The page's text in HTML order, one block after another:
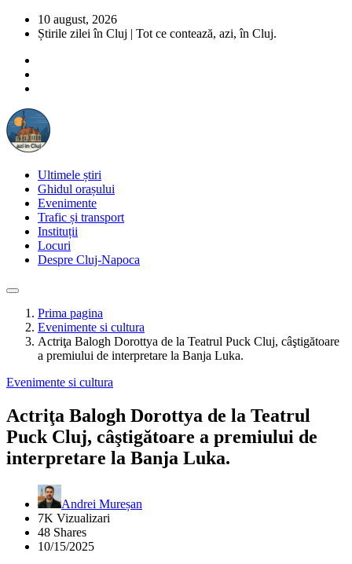
10 august, 2026
Știrile zilei în Cluj | Tot ce contează, azi, în Cluj.
Ultimele știri
Ghidul orașului
Evenimente
Trafic și transport
Instituții
Locuri
Despre Cluj-Napoca
Prima pagina
Evenimente si cultura
Actriţa Balogh Dorottya de la Teatrul Puck Cluj, câştigătoare
a premiului de interpretare la Banja Luka.
Evenimente si cultura
Actriţa Balogh Dorottya de la Teatrul
Puck Cluj, câştigătoare a premiului de
interpretare la Banja Luka.
Andrei Mureșan
7K Vizualizari
48 Shares
10/15/2025